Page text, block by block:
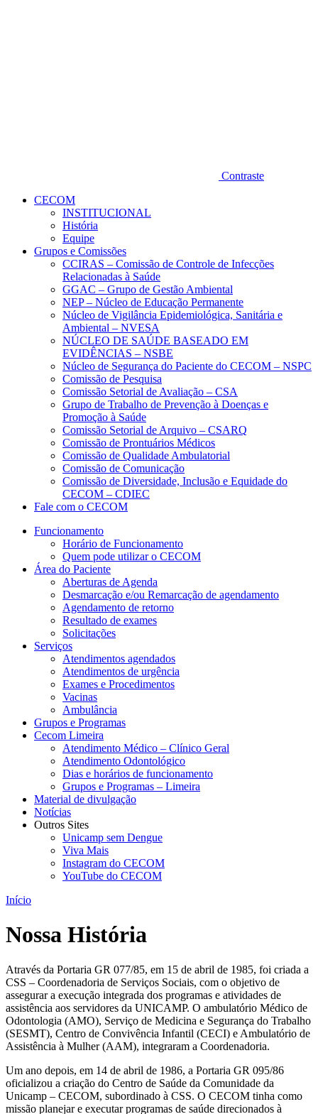
Contraste
CECOM
INSTITUCIONAL
História
Equipe
Grupos e Comissões
CCIRAS – Comissão de Controle de Infecções
Relacionadas à Saúde
GGAC – Grupo de Gestão Ambiental
NEP – Núcleo de Educação Permanente
Núcleo de Vigilância Epidemiológica, Sanitária e
Ambiental – NVESA
NÚCLEO DE SAÚDE BASEADO EM
EVIDÊNCIAS – NSBE
Núcleo de Segurança do Paciente do CECOM – NSPC
Comissão de Pesquisa
Comissão Setorial de Avaliação – CSA
Grupo de Trabalho de Prevenção à Doenças e
Promoção à Saúde
Comissão Setorial de Arquivo – CSARQ
Comissão de Prontuários Médicos
Comissão de Qualidade Ambulatorial
Comissão de Comunicação
Comissão de Diversidade, Inclusão e Equidade do
CECOM – CDIEC
Fale com o CECOM
Funcionamento
Horário de Funcionamento
Quem pode utilizar o CECOM
Área do Paciente
Aberturas de Agenda
Desmarcação e/ou Remarcação de agendamento
Agendamento de retorno
Resultado de exames
Solicitações
Serviços
Atendimentos agendados
Atendimentos de urgência
Exames e Procedimentos
Vacinas
Ambulância
Grupos e Programas
Cecom Limeira
Atendimento Médico – Clínico Geral
Atendimento Odontológico
Dias e horários de funcionamento
Grupos e Programas – Limeira
Material de divulgação
Notícias
Outros Sites
Unicamp sem Dengue
Viva Mais
Instagram do CECOM
YouTube do CECOM
Início
Nossa História
Através da Portaria GR 077/85, em 15 de abril de 1985, foi criada a
CSS – Coordenadoria de Serviços Sociais, com o objetivo de
assegurar a execução integrada dos programas e atividades de
assistência aos servidores da UNICAMP. O ambulatório Médico de
Odontologia (AMO), Serviço de Medicina e Segurança do Trabalho
(SESMT), Centro de Convivência Infantil (CECI) e Ambulatório de
Assistência à Mulher (AAM), integraram a Coordenadoria.
Um ano depois, em 14 de abril de 1986, a Portaria GR 095/86
oficializou a criação do Centro de Saúde da Comunidade da
Unicamp – CECOM, subordinado à CSS. O CECOM tinha como
missão planejar e executar programas de saúde direcionados à